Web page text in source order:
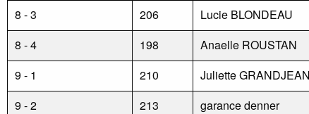
8 - 3
206 Lucie BLONDEAU
8 - 4
198 Anaelle ROUSTAN
9 - 1
210 Juliette GRANDJEAN
9 - 2
213 garance denner